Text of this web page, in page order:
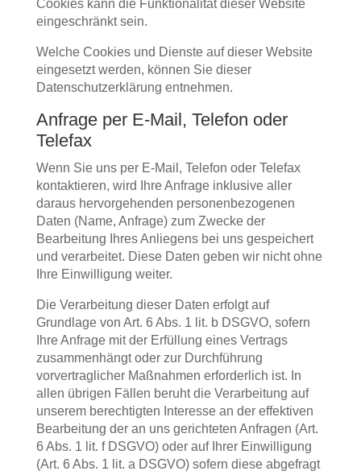
Cookies kann die Funktionalität dieser Website
eingeschränkt sein.
Welche Cookies und Dienste auf dieser Website
eingesetzt werden, können Sie dieser
Datenschutzerklärung entnehmen.
Anfrage per E-Mail, Telefon oder
Telefax
Wenn Sie uns per E-Mail, Telefon oder Telefax
kontaktieren, wird Ihre Anfrage inklusive aller
daraus hervorgehenden personenbezogenen
Daten (Name, Anfrage) zum Zwecke der
Bearbeitung Ihres Anliegens bei uns gespeichert
und verarbeitet. Diese Daten geben wir nicht ohne
Ihre Einwilligung weiter.
Die Verarbeitung dieser Daten erfolgt auf
Grundlage von Art. 6 Abs. 1 lit. b DSGVO, sofern
Ihre Anfrage mit der Erfüllung eines Vertrags
zusammenhängt oder zur Durchführung
vorvertraglicher Maßnahmen erforderlich ist. In
allen übrigen Fällen beruht die Verarbeitung auf
unserem berechtigten Interesse an der effektiven
Bearbeitung der an uns gerichteten Anfragen (Art.
6 Abs. 1 lit. f DSGVO) oder auf Ihrer Einwilligung
(Art. 6 Abs. 1 lit. a DSGVO) sofern diese abgefragt